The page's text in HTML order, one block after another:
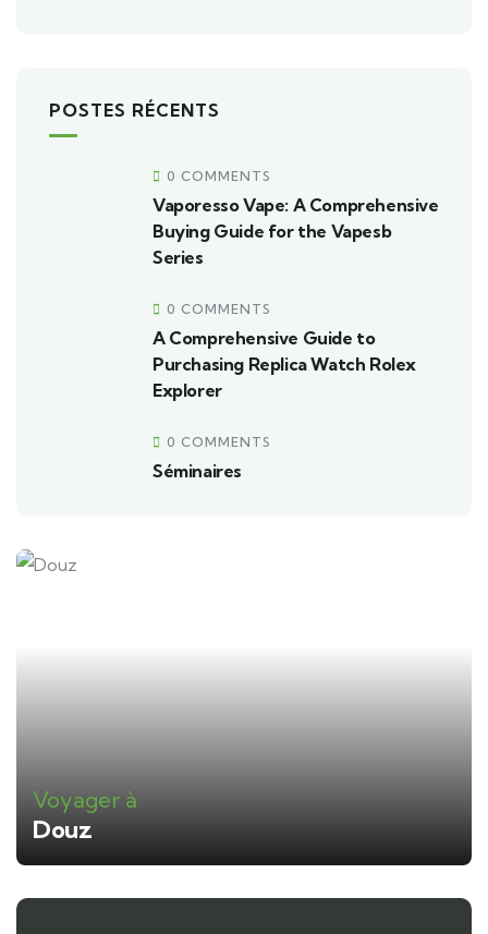
POSTES RÉCENTS
0 COMMENTS
Vaporesso Vape: A Comprehensive
Buying Guide for the Vapesb
Series
0 COMMENTS
A Comprehensive Guide to
Purchasing Replica Watch Rolex
Explorer
0 COMMENTS
Séminaires
Voyager à
Douz